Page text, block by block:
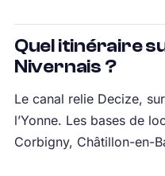
Quel itinéraire
Nivernais ?
Le canal relie Decize,
l’Yonne. Les bases de
Corbigny, Châtillon-en-